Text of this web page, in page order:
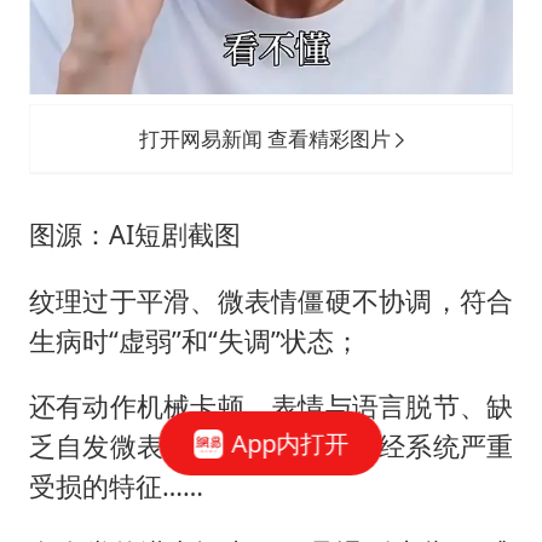
打开网易新闻 查看精彩图片
图源：AI短剧截图
纹理过于平滑、微表情僵硬不协调，符合
生病时“虚弱”和“失调”状态；
还有动作机械卡顿、表情与语言脱节、缺
乏自发微表情，则是死亡或神经系统严重
受损的特征……
App内打开